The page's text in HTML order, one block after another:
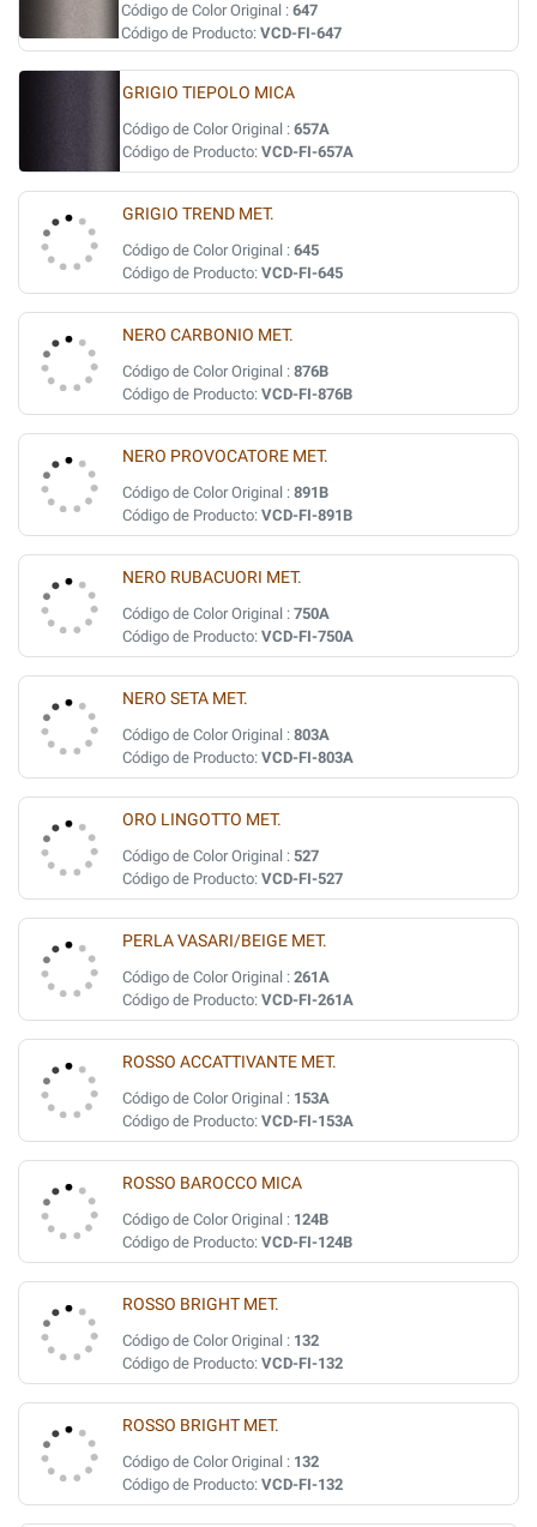
Código de Color Original : 647
Código de Producto: VCD-FI-647
GRIGIO TIEPOLO MICA
Código de Color Original : 657A
Código de Producto: VCD-FI-657A
GRIGIO TREND MET.
Código de Color Original : 645
Código de Producto: VCD-FI-645
NERO CARBONIO MET.
Código de Color Original : 876B
Código de Producto: VCD-FI-876B
NERO PROVOCATORE MET.
Código de Color Original : 891B
Código de Producto: VCD-FI-891B
NERO RUBACUORI MET.
Código de Color Original : 750A
Código de Producto: VCD-FI-750A
NERO SETA MET.
Código de Color Original : 803A
Código de Producto: VCD-FI-803A
ORO LINGOTTO MET.
Código de Color Original : 527
Código de Producto: VCD-FI-527
PERLA VASARI/BEIGE MET.
Código de Color Original : 261A
Código de Producto: VCD-FI-261A
ROSSO ACCATTIVANTE MET.
Código de Color Original : 153A
Código de Producto: VCD-FI-153A
ROSSO BAROCCO MICA
Código de Color Original : 124B
Código de Producto: VCD-FI-124B
ROSSO BRIGHT MET.
Código de Color Original : 132
Código de Producto: VCD-FI-132
ROSSO BRIGHT MET.
Código de Color Original : 132
Código de Producto: VCD-FI-132